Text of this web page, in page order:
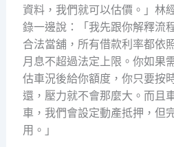
資料，我們就可以估價。」林
錄一邊說：「我先跟你解釋流
合法當舖，所有借款利率都依
月息不超過法定上限。你如果
估車況後給你額度，你只要按
還，壓力就不會那麼大。而且
車，我們會設定動產抵押，但
用。」